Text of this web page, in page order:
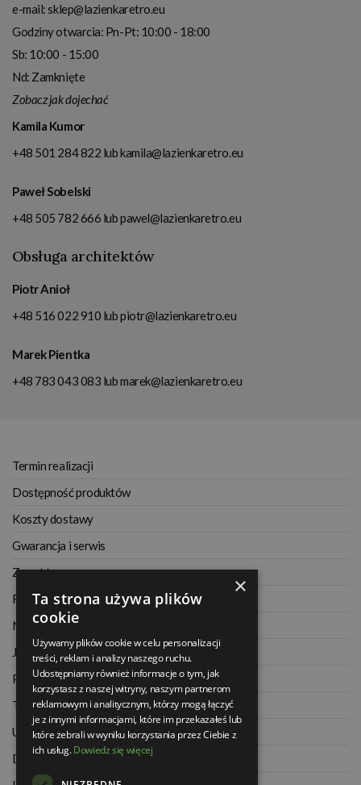
e-mail:sklep@lazienkaretro.eu
Godziny otwarcia: Pn-Pt: 10:00 - 18:00
Sb: 10:00 - 15:00
Nd: Zamknięte
Zobacz jak dojechać
Kamila Kumor
+48 501 284 822 lubkamila@lazienkaretro.eu
Paweł Sobelski
+48 505 782 666 lubpawel@lazienkaretro.eu
Obsługa architektów
Piotr Anioł
+48 516 022 910 lubpiotr@lazienkaretro.eu
Marek Pientka
+48 783 043 083 lubmarek@lazienkaretro.eu
Termin realizacji
Dostępność produktów
Koszty dostawy
Gwarancja i serwis
Zwrot towaru
Regulamin
Najczęściej zadawane pytania
Jak kupować na raty
Polityka prywatności
Twoje zamówienia
Ustawienia konta
Dane kontaktowe
×
Ta strona używa plików
cookie
Używamy plików cookie w celu personalizacji
treści, reklam i analizy naszego ruchu.
Udostępniamy również informacje o tym, jak
korzystasz z naszej witryny, naszym partnerom
reklamowym i analitycznym, którzy mogą łączyć
je z innymi informacjami, które im przekazałeś lub
które zebrali w wyniku korzystania przez Ciebie z
ich usług.Dowiedz się więcej